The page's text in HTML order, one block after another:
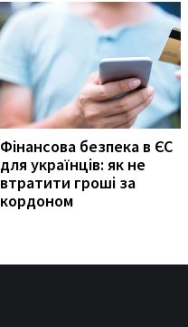
Фінансова безпека в ЄС
для українців: як не
втратити гроші за
кордоном